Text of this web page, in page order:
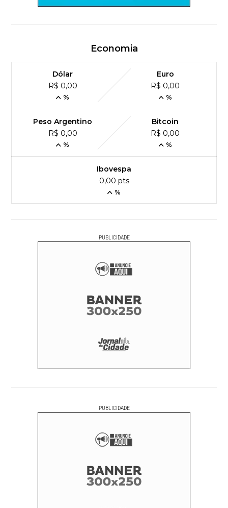
Economia
Dólar
R$ 0,00
%
Euro
R$ 0,00
%
Peso Argentino
R$ 0,00
%
Bitcoin
R$ 0,00
%
Ibovespa
0,00 pts
%
PUBLICIDADE
PUBLICIDADE